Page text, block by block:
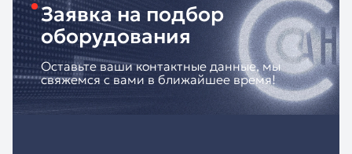
Заявка на подбор
оборудования
Оставьте ваши контактные данные, мы
свяжемся с вами в ближайшее время!